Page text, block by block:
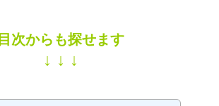
目次からも探せます
↓ ↓ ↓